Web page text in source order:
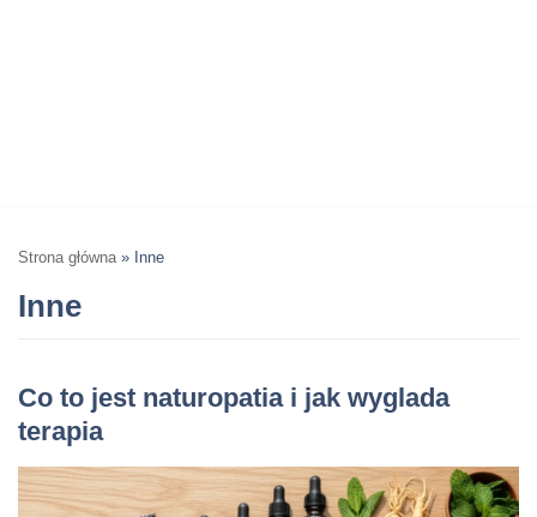
Strona główna » Inne
Inne
Co to jest naturopatia i jak wyglada
terapia